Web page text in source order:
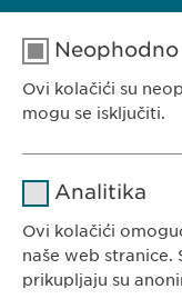
Neophodno
Ovi kolačići su
mogu se isključiti.
Trajanje
Analitika
Ovi kolačići
naše web stranice.
prikupljaju su